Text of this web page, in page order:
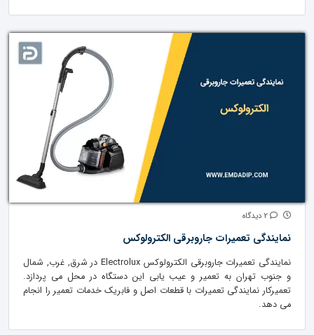
نمایندگی تعمیرات جاروبرقی الکترولوکس
نمایندگی تعمیرات جاروبرقی الکترولوکس Electrolux در شرق, غرب, شمال
و جنوب تهران به تعمیر و عیب یابی این دستگاه در محل می پردازد.
تعمیرکار نمایندگی تعمیرات با قطعات اصل و فابریک خدمات تعمیر را انجام
می دهد.